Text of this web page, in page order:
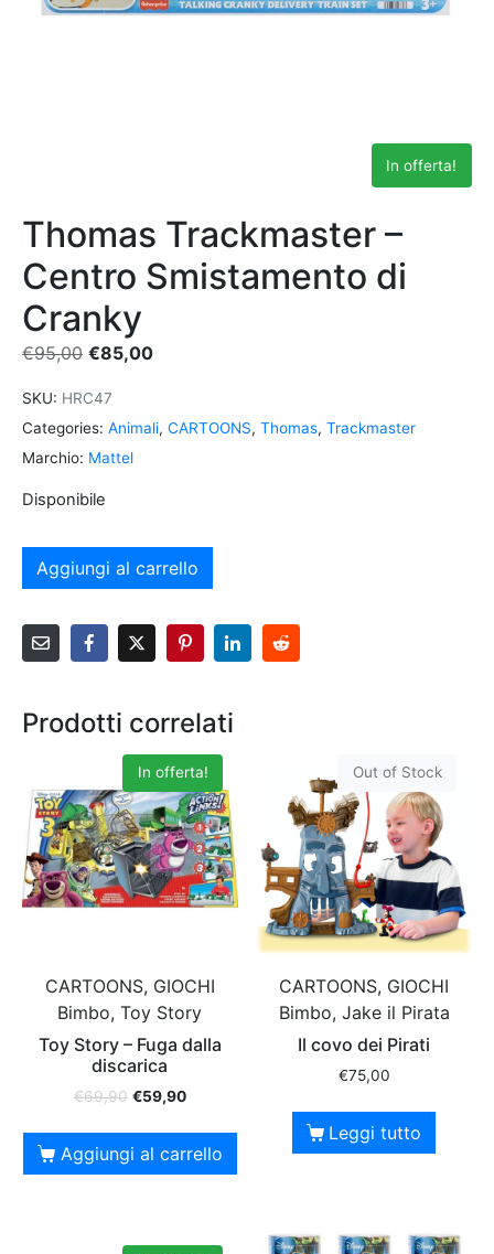
In offerta!
Thomas Trackmaster –
Centro Smistamento di
Cranky
€95,00 €85,00
SKU: HRC47
Categories: Animali, CARTOONS, Thomas, Trackmaster
Marchio: Mattel
Disponibile
Aggiungi al carrello
Prodotti correlati
In offerta!
CARTOONS, GIOCHI
Bimbo, Toy Story
Toy Story – Fuga dalla
discarica
€69,90 €59,90
Aggiungi al carrello
Out of Stock
CARTOONS, GIOCHI
Bimbo, Jake il Pirata
Il covo dei Pirati
€75,00
Leggi tutto